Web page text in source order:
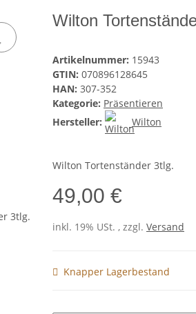
Wilton
Artikelnummer: 15943
GTIN: 070896128645
HAN: 307-352
Kategorie: Präsentieren
Hersteller:
Wilton
Wilton Tortenständer 3tlg.
49,00 €
inkl. 19% USt. , zzgl. Versand
Knapper Lagerbestand